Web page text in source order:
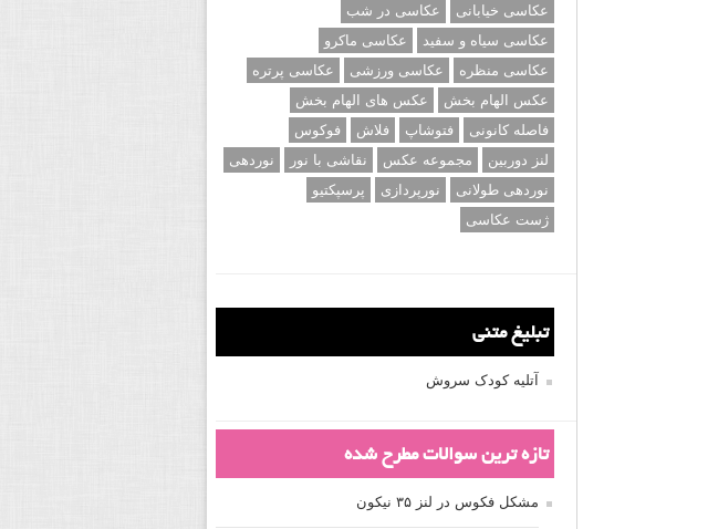
عکاسی خیابانی
عکاسی در شب
عکاسی سیاه و سفید
عکاسی ماکرو
عکاسی منظره
عکاسی ورزشی
عکاسی پرتره
عکس الهام بخش
عکس های الهام بخش
فاصله کانونی
فتوشاپ فلاش
فوکوس
لنز دوربین
مجموعه عکس نقاشی با نور
نوردهی
نوردهی طولانی
نورپردازی
پرسپکتیو
ژست عکاسی
تبلیغ متنی
آتلیه کودک سروش
تازه ترین سوالات مطرح شده
مشکل فکوس در لنز ۳۵ نیکون